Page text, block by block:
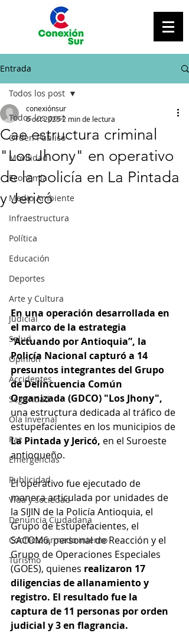
Entrada
Todos los post
Orden Público
Movilidad
Economía
Medio Ambiente
Infraestructura
Política
Educación
Deportes
Arte y Cultura
Judicial
Salud
Opinión
Accidentes
Seguridad
Ola Invernal
Paz
Emergencias
Publicidad
Vida y sociedad
Denuncia Ciudadana
Conflicto armado interno
Turismo
Todos los post
Cae estructura criminal
"Los Jhony" en operativo
de la policía en La Pintada
y Jericó
conexiónsur
6 oct 20252 min de lectura
En una operación desarrollada en
el marco de la estrategia
“Actuando por Antioquia”, la
Policía Nacional capturó a 14
presuntos integrantes del Grupo
de Delincuencia Común
Organizada (GDCO) "Los Jhony",
una estructura dedicada al tráfico de
estupefacientes en los municipios de
La Pintada y Jericó, en el Suroeste
antioqueño.
El operativo fue ejecutado de
manera articulada por unidades de
la SIJIN de la Policía Antioquia, el
Grupo de Estupefacientes, el
SACOM6, personal de Reacción y el
Grupo de Operaciones Especiales
(GOES), quienes realizaron 17
diligencias de allanamiento y
registro. El resultado fue la
captura de 11 personas por orden
judicial y 3 en flagrancia.